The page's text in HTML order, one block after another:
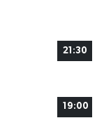
21:30
19:00